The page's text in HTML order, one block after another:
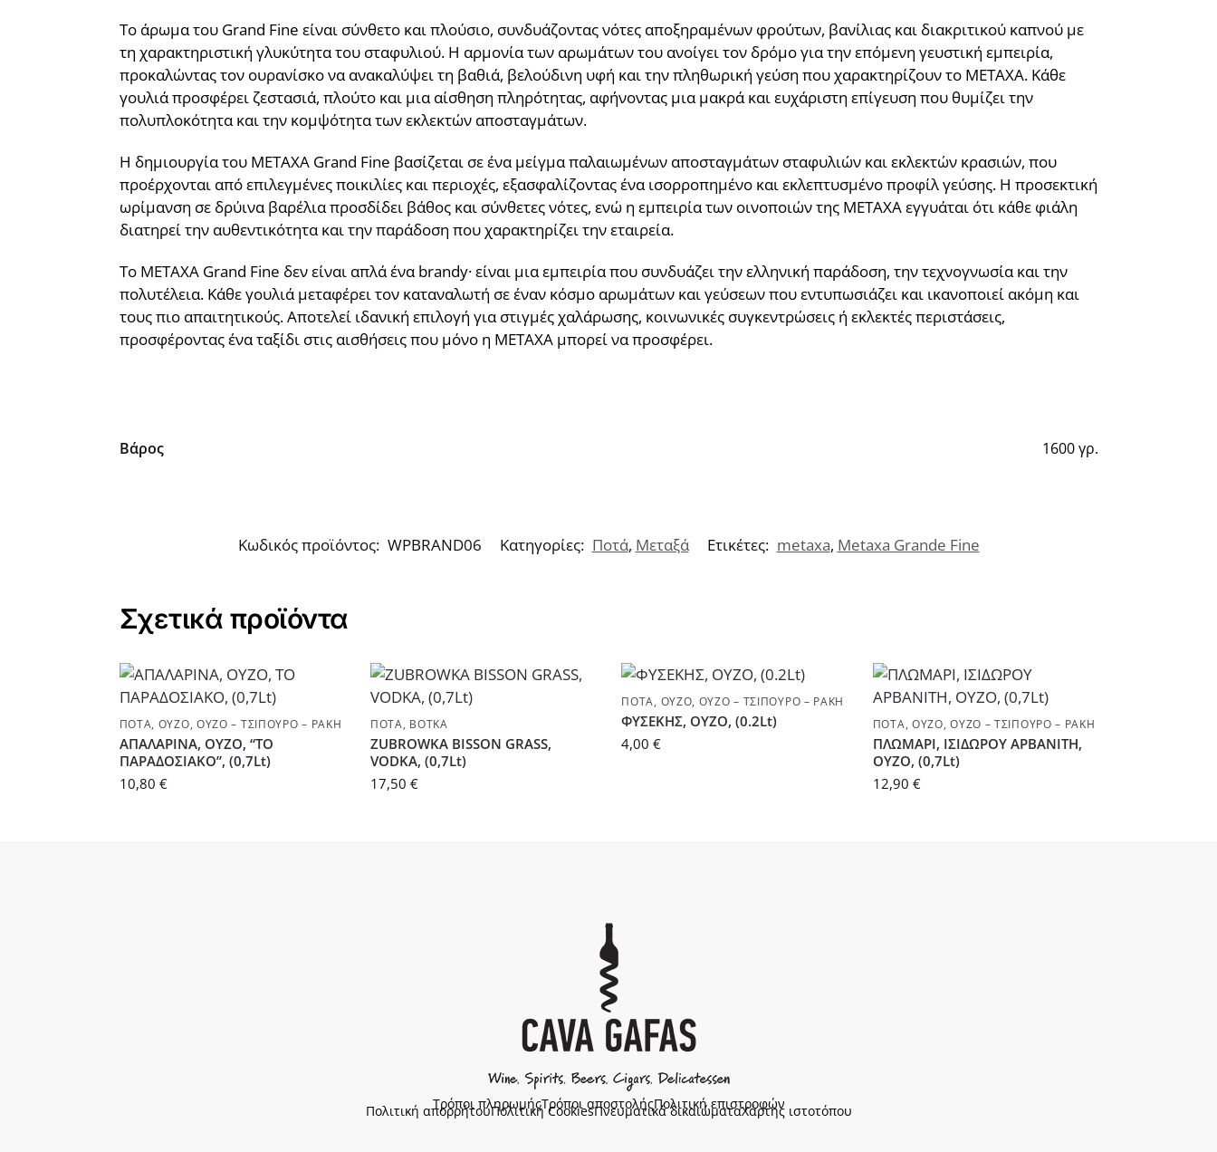
Το άρωμα του Grand Fine είναι σύνθετο και πλούσιο, συνδυάζοντας νότες αποξηραμένων φρούτων, βανίλιας και διακριτικού καπνού με
τη χαρακτηριστική γλυκύτητα του σταφυλιού. Η αρμονία των αρωμάτων του ανοίγει τον δρόμο για την επόμενη γευστική εμπειρία,
προκαλώντας τον ουρανίσκο να ανακαλύψει τη βαθιά, βελούδινη υφή και την πληθωρική γεύση που χαρακτηρίζουν το METAXA. Κάθε
γουλιά προσφέρει ζεστασιά, πλούτο και μια αίσθηση πληρότητας, αφήνοντας μια μακρά και ευχάριστη επίγευση που θυμίζει την
πολυπλοκότητα και την κομψότητα των εκλεκτών αποσταγμάτων.
Η δημιουργία του METAXA Grand Fine βασίζεται σε ένα μείγμα παλαιωμένων αποσταγμάτων σταφυλιών και εκλεκτών κρασιών, που
προέρχονται από επιλεγμένες ποικιλίες και περιοχές, εξασφαλίζοντας ένα ισορροπημένο και εκλεπτυσμένο προφίλ γεύσης. Η προσεκτική
ωρίμανση σε δρύινα βαρέλια προσδίδει βάθος και σύνθετες νότες, ενώ η εμπειρία των οινοποιών της METAXA εγγυάται ότι κάθε φιάλη
διατηρεί την αυθεντικότητα και την παράδοση που χαρακτηρίζει την εταιρεία.
Το METAXA Grand Fine δεν είναι απλά ένα brandy· είναι μια εμπειρία που συνδυάζει την ελληνική παράδοση, την τεχνογνωσία και την
πολυτέλεια. Κάθε γουλιά μεταφέρει τον καταναλωτή σε έναν κόσμο αρωμάτων και γεύσεων που εντυπωσιάζει και ικανοποιεί ακόμη και
τους πιο απαιτητικούς. Αποτελεί ιδανική επιλογή για στιγμές χαλάρωσης, κοινωνικές συγκεντρώσεις ή εκλεκτές περιστάσεις,
προσφέροντας ένα ταξίδι στις αισθήσεις που μόνο η METAXA μπορεί να προσφέρει.
Βάρος 1600 γρ.
Κωδικός προϊόντος: WPBRAND06 Κατηγορίες: Ποτά, Μεταξά Ετικέτες: metaxa, Metaxa Grande Fine
Σχετικά προϊόντα
ΠΟΤΆ ΟΎΖΟ ΟΎΖΟ – ΤΣΊΠΟΥΡΟ – ΡΑΚΉ
ΑΠΑΛΑΡΙΝΑ, ΟΥΖΟ, “ΤΟ
ΠΑΡΑΔΟΣΙΑΚΟ”, (0,7Lt)
10,80 €
ΠΟΤΆ ΒΌΤΚΑ
ZUBROWKA BISSON GRASS,
VODKA, (0,7Lt)
17,50 €
ΠΟΤΆ ΟΎΖΟ ΟΎΖΟ – ΤΣΊΠΟΥΡΟ – ΡΑΚΉ
ΦΥΣΕΚΗΣ, ΟΥΖΟ, (0.2Lt)
4,00€
ΠΟΤΆ ΟΎΖΟ ,ΟΎΖΟ – ΤΣΊΠΟΥΡΟ – ΡΑΚΉ
ΠΛΩΜΑΡΙ, ΙΣΙΔΩΡΟΥ ΑΡΒΑΝΙΤΗ,
ΟΥΖΟ, (0,7Lt)
12,90 €
Τρόποι πληρωμήςΤρόποι αποστολήςΠολιτική επιστροφών
Πολιτική απορρήτουΠολιτική CookiesΠνευματικά δικαιώματαΧάρτης ιστοτόπου